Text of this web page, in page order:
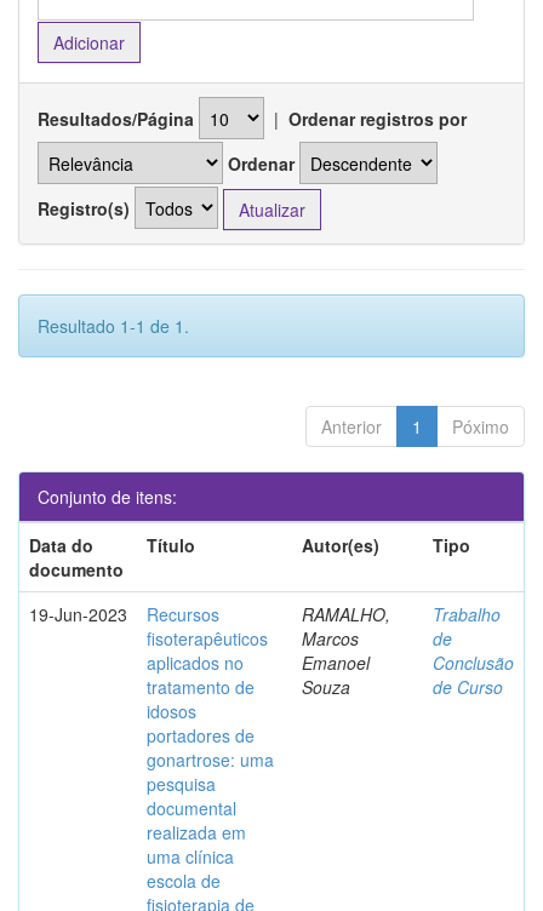
Resultados/Página | Ordenar registros por
Ordenar
Registro(s)
Resultado 1-1 de 1.
Anterior 1 Póximo
Conjunto de itens:
Data do
documento
Título Autor(es) Tipo
19-Jun-2023
Recursos
fisoterapêuticos
aplicados no
tratamento de
idosos
portadores de
gonartrose: uma
pesquisa
documental
realizada em
uma clínica
escola de
fisioterapia de
RAMALHO,
Marcos
Emanoel
Souza
Trabalho
de
Conclusão
de Curso